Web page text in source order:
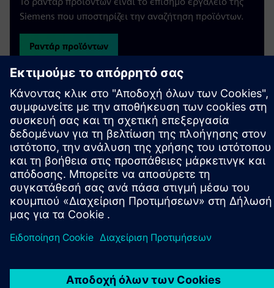
Siemens που υποστηρίζει την αναζήτηση προϊόντων.
Ραντάρ προϊόντων